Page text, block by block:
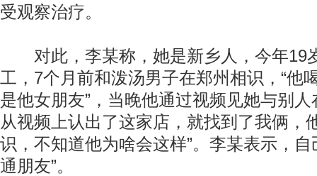
受观察治疗。
对此，李某称，她是新乡人，今年19
工，7个月前和泼汤男子在郑州相识，“他
是他女朋友”，当晚他通过视频见她与别人
从视频上认出了这家店，就找到了我俩，
识，不知道他为啥会这样”。李某表示，自
通朋友”。